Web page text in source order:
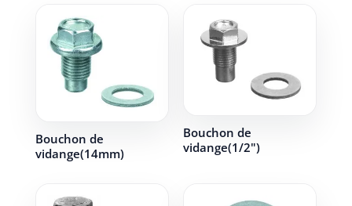
Bouchon de
vidange(14mm)
Bouchon de
vidange(1/2")